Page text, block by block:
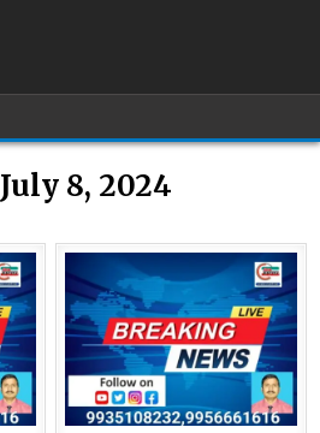
July 8, 2024